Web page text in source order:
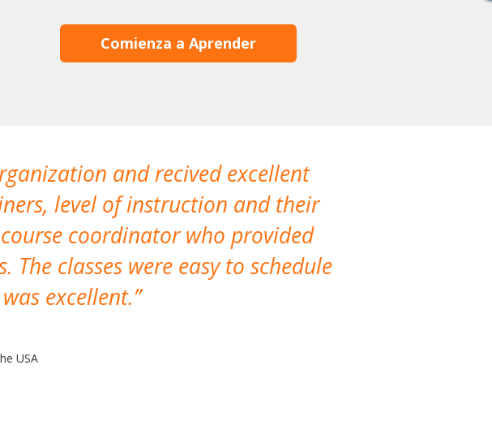
Comienza a Aprender
and recived excellent
level of instruction and their
coordinator who provided
classes were easy to schedule
excellent.
USA